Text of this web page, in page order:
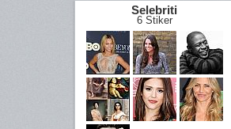
Selebriti
6 Stiker